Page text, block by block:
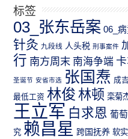
标签
03_张东岳案 06_
针灸 九段线 人头税 刑事案件
行 南方周末 南海争端
圣诞节 安省市选 张国焘 成
最低工资 林俊 林顿 栾菊
王立军 白求恩 葡
究 赖昌星 跨国抚养 软